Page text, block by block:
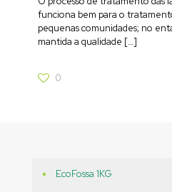
funciona bem para o
pequenas comunidades; no
mantida a qualidade […]
0
EcoFossa 1KG